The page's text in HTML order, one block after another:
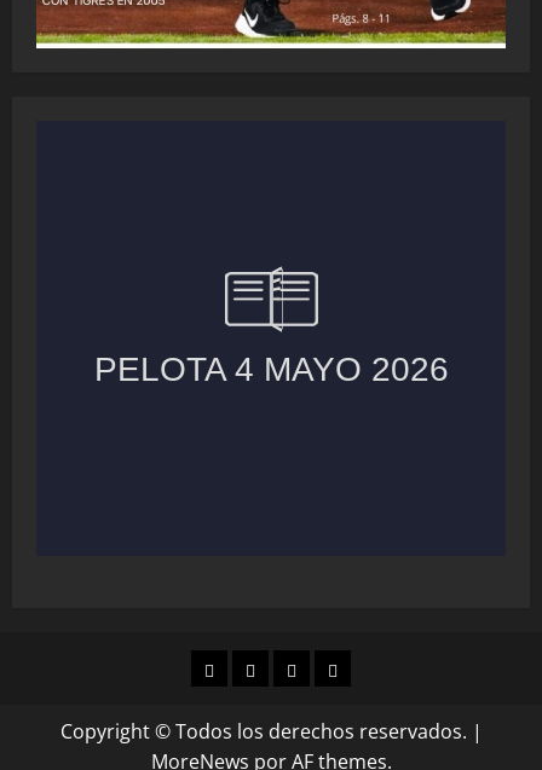
MUNICIPIOS
LOCALES
NACIONAL
COLUMNAS
Copyright © Todos los derechos reservados. |
MoreNews por AF themes.